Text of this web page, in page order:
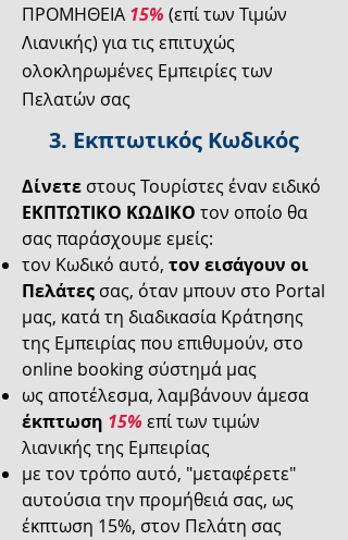
ΠΡΟΜΗΘΕΙΑ 15% (επί των Τιμών
Λιανικής) για τις επιτυχώς
ολοκληρωμένες Εμπειρίες των
Πελατών σας
3. Εκπτωτικός Κωδικός
Δίνετε στους Τουρίστες έναν ειδικό
ΕΚΠΤΩΤΙΚΟ ΚΩΔΙΚΟ τον οποίο θα
σας παράσχουμε εμείς:
τον Κωδικό αυτό, τον εισάγουν οι
Πελάτες σας, όταν μπουν στο Portal
μας, κατά τη διαδικασία Κράτησης
της Εμπειρίας που επιθυμούν, στο
online booking σύστημά μας
ως αποτέλεσμα, λαμβάνουν άμεσα
έκπτωση 15% επί των τιμών
λιανικής της Εμπειρίας
με τον τρόπο αυτό, "μεταφέρετε"
αυτούσια την προμήθειά σας, ως
έκπτωση 15%, στον Πελάτη σας